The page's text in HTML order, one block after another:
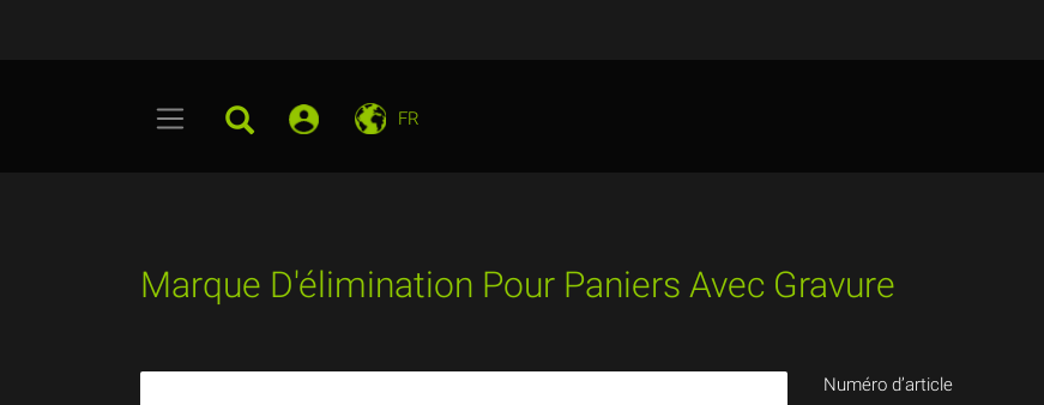
FR
Marque D'élimination Pour Paniers Avec Gravure
Numéro d’article